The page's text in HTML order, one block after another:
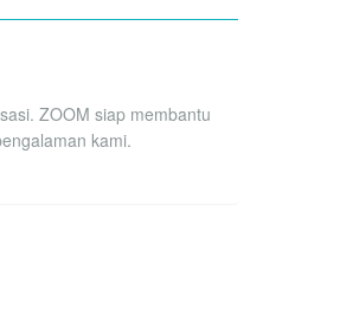
ZOOM siap membantu
kami.